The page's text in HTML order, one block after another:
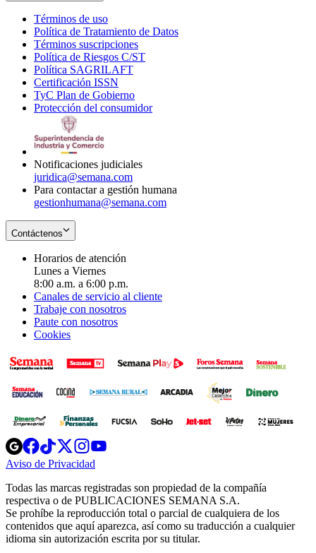
Términos de uso
in
new
window
Política de Tratamiento de Datos
Términos suscripciones
in
Política de Riesgos C/ST
Política SAGRILAFT
new
window
Certificación ISSN
in
new
TyC Plan de Gobierno
in
Protección del consumidorOpens
Notificaciones judiciales
juridica@semana.com
Para contactar a gestión humana
gestionhumana@semana.com
Contáctenos
Horarios de atención
Lunes a Viernes
8:00 a.m. a 6:00 p.m.
Canales de servicio al cliente
Trabaje con nosotros
Paute con nosotros
Cookies
Opens
in
new
Opens
in
new
Opens
in
new
window
Opens
new
windowwindow
Aviso de Privacidad
new
window
Todas las marcas registradas son propiedad de la compañía
respectiva o de PUBLICACIONES SEMANA S.A.
Se prohíbe la reproducción total o parcial de cualquiera de los
contenidos que aquí aparezca, así como su traducción a cualquier
idioma sin autorización escrita por su titular.